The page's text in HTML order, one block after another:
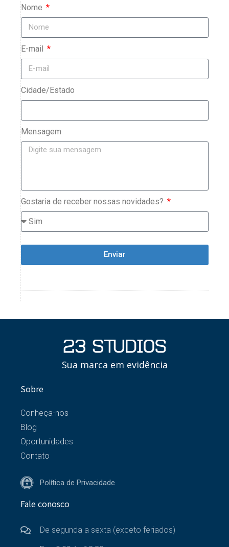
Nome
E-mail
Cidade/Estado
Mensagem
Gostaria de receber nossas novidades?
Enviar
Sua marca em evidência
Sobre
Conheça-nos
Blog
Oportunidades
Contato
Política de Privacidade
Fale conosco
De segunda a sexta (exceto feriados)